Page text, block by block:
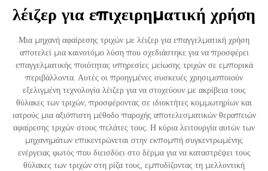
λέιζερ για επιχειρηματική χρήση
Μια μηχανή αφαίρεσης τριχών με λέιζερ για επαγγελματική χρήση
αποτελεί μια καινοτόμο λύση που σχεδιάστηκε για να προσφέρει
επαγγελματικής ποιότητας υπηρεσίες μείωσης τριχών σε εμπορικά
περιβάλλοντα. Αυτές οι προηγμένες συσκευές χρησιμοποιούν
εξελιγμένη τεχνολογία λέιζερ για να στοχεύουν με ακρίβεια τους
θύλακες των τριχών, προσφέροντας σε ιδιοκτήτες κομμωτηρίων και
ιατρούς μια αξιόπιστη μέθοδο παροχής αποτελεσματικών θεραπειών
αφαίρεσης τριχών στους πελάτες τους. Η κύρια λειτουργία αυτών των
μηχανημάτων επικεντρώνεται στην εκπομπή συγκεντρωμένης
ενέργειας φωτός που διεισδύει στο δέρμα για να καταστρέψει τους
θύλακες των τριχών στη ρίζα τους, εμποδίζοντας τη μελλοντική